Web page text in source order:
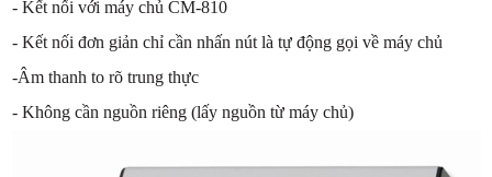
- Kết nối với máy chủ CM-810
- Kết nối đơn giản chỉ cần nhấn nút là tự động gọi về máy chủ
-Âm thanh to rõ trung thực
- Không cần nguồn riêng (lấy nguồn từ máy chủ)